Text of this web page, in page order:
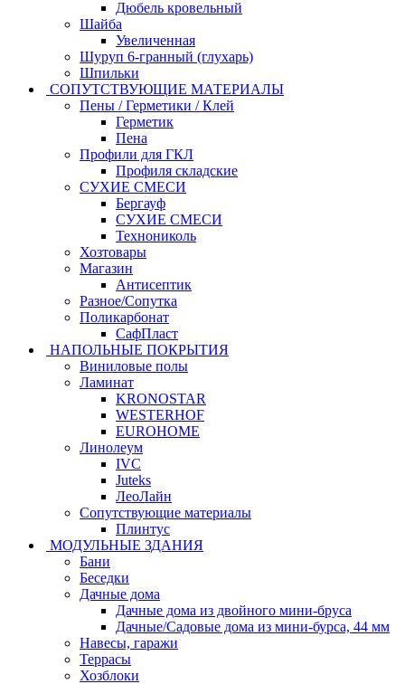
Дюбель кровельный
Шайба
Увеличенная
Шуруп 6-гранный (глухарь)
Шпильки
СОПУТСТВУЮЩИЕ МАТЕРИАЛЫ
Пены / Герметики / Клей
Герметик
Пена
Профили для ГКЛ
Профиля складские
СУХИЕ СМЕСИ
Бергауф
СУХИЕ СМЕСИ
Технониколь
Хозтовары
Магазин
Антисептик
Разное/Сопутка
Поликарбонат
СафПласт
НАПОЛЬНЫЕ ПОКРЫТИЯ
Виниловые полы
Ламинат
KRONOSTAR
WESTERHOF
EUROHOME
Линолеум
IVC
Juteks
ЛеоЛайн
Сопутствующие материалы
Плинтус
МОДУЛЬНЫЕ ЗДАНИЯ
Бани
Беседки
Дачные дома
Дачные дома из двойного мини-бруса
Дачные/Садовые дома из мини-бурса, 44 мм
Навесы, гаражи
Террасы
Хозблоки